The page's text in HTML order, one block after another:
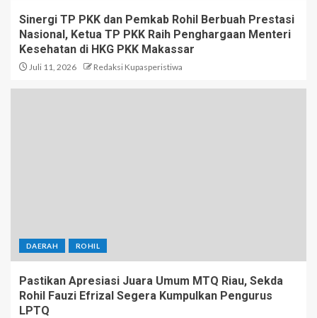
Sinergi TP PKK dan Pemkab Rohil Berbuah Prestasi
Nasional, Ketua TP PKK Raih Penghargaan Menteri
Kesehatan di HKG PKK Makassar
Juli 11, 2026 Redaksi Kupasperistiwa
DAERAH ROHIL
Pastikan Apresiasi Juara Umum MTQ Riau, Sekda
Rohil Fauzi Efrizal Segera Kumpulkan Pengurus
LPTQ